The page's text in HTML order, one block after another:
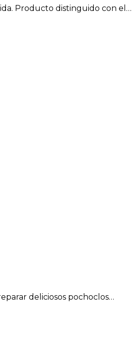
Producto distinguido con el…
deliciosos pochoclos…